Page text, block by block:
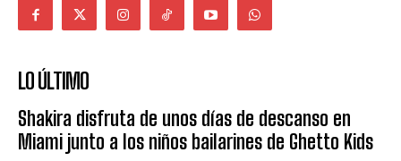
LO ÚLTIMO
Shakira disfruta de unos días de descanso en
Miami junto a los niños bailarines de Ghetto Kids